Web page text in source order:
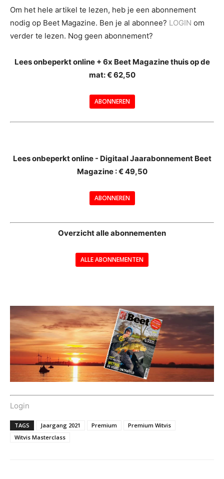
Om het hele artikel te lezen, heb je een abonnement
nodig op Beet Magazine. Ben je al abonnee? LOGIN om
verder te lezen. Nog geen abonnement?
Lees onbeperkt online + 6x Beet Magazine thuis op de
mat: € 62,50
ABONNEREN
Lees onbeperkt online - Digitaal Jaarabonnement Beet
Magazine : € 49,50
ABONNEREN
Overzicht alle abonnementen
ALLE ABONNEMENTEN
Login
TAGS Jaargang 2021 Premium
Premium Witvis
Witvis Masterclass